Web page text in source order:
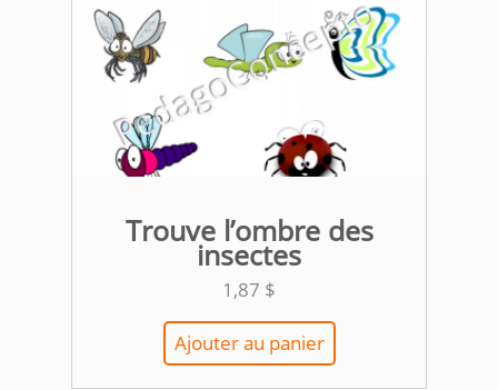
Trouve l’ombre des
insectes
1,87 $
Ajouter au panier